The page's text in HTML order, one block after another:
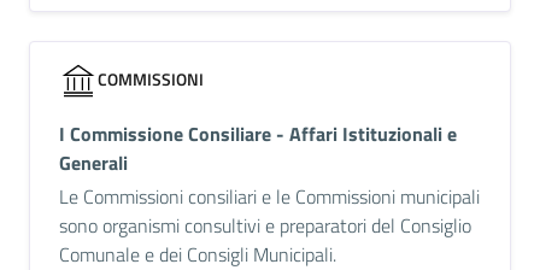
COMMISSIONI
I Commissione Consiliare - Affari Istituzionali e
Generali
Le Commissioni consiliari e le Commissioni municipali
sono organismi consultivi e preparatori del Consiglio
Comunale e dei Consigli Municipali.